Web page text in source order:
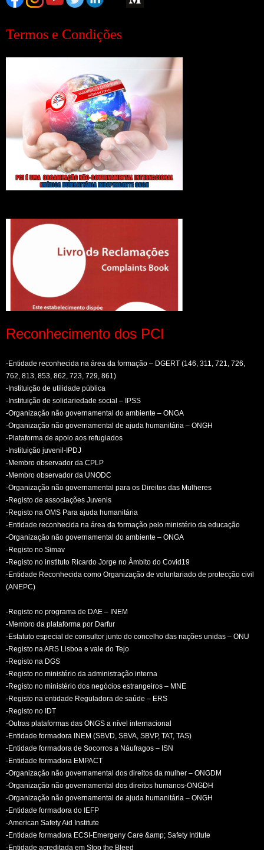
Termos e Condições
Reconhecimento dos PCI
-Entidade reconhecida na área da formação – DGERT (146, 311, 721, 726,
762, 813, 853, 862, 723, 729, 861)
-Instituição de utilidade pública
-Instituição de solidariedade social – IPSS
-Organização não governamental do ambiente – ONGA
-Organização não governamental de ajuda humanitária – ONGH
-Plataforma de apoio aos refugiados
-Instituição juvenil-IPDJ
-Membro observador da CPLP
-Membro observador da UNODC
-Organização não governamental para os Direitos das Mulheres
-Registo de associações Juvenis
-Registo na OMS Para ajuda humanitária
-Entidade reconhecida na área da formação pelo ministério da educação
-Organização não governamental do ambiente – ONGA
-Registo no Simav
-Registo no instituto Ricardo Jorge no Âmbito do Covid19
-Entidade Reconhecida como Organização de voluntariado de protecção civil
(ANEPC)
-Registo no programa de DAE – INEM
-Membro da plataforma por Darfur
-Estatuto especial de consultor junto do concelho das nações unidas – ONU
-Registo na ARS Lisboa e vale do Tejo
-Registo na DGS
-Registo no ministério da administração interna
-Registo no ministério dos negócios estrangeiros – MNE
-Registo na entidade Reguladora de saúde – ERS
-Registo no IDT
-Outras plataformas das ONGS a nível internacional
-Entidade formadora INEM (SBVD, SBVA, SBVP, TAT, TAS)
-Entidade formadora de Socorros a Náufragos – ISN
-Entidade formadora EMPACT
-Organização não governamental dos direitos da mulher – ONGDM
-Organização não governamental dos direitos humanos-ONGDH
-Organização não governamental de ajuda humanitária – ONGH
-Entidade formadora do IEFP
-American Safety Aid Institute
-Entidade formadora ECSI-Emergeny Care &amp; Safety Intitute
-Entidade acreditada em Stop the Bleed